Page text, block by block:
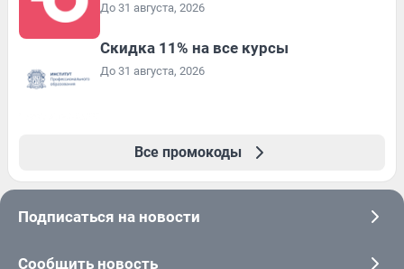
До 31 августа, 2026
Скидка 11% на все курсы
До 31 августа, 2026
Все промокоды
Подписаться на новости
Сообщить новость